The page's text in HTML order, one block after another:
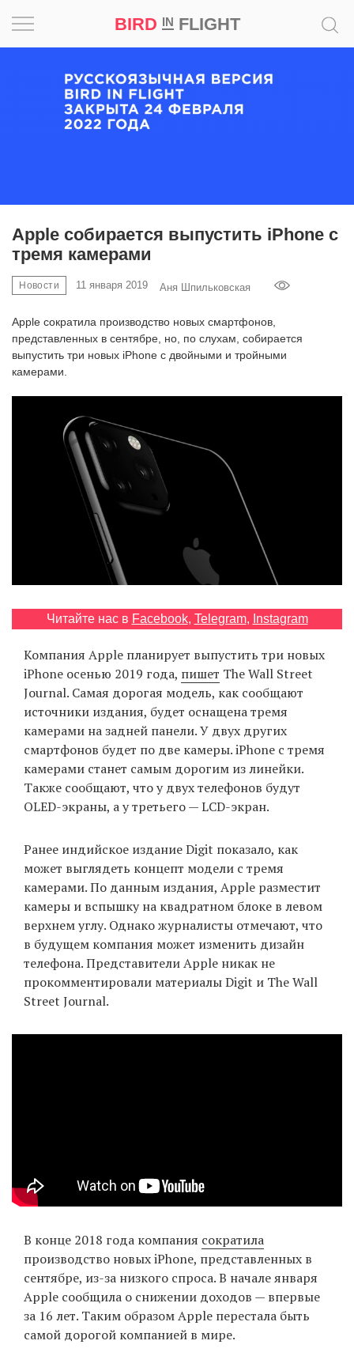
BIRD INFLIGHT
Apple собирается выпустить iPhone с
тремя камерами
Новости 11 января 2019 Аня Шпильковская
Apple сократила производство новых смартфонов,
представленных в сентябре, но, по слухам, собирается
выпустить три новых iPhone с двойными и тройными
камерами.
Читайте нас в Facebook, Telegram, Instagram
Компания Apple планирует выпустить три новых
iPhone осенью 2019 года, пишет The Wall Street
Journal. Самая дорогая модель, как сообщают
источники издания, будет оснащена тремя
камерами на задней панели. У двух других
смартфонов будет по две камеры. iPhone с тремя
камерами станет самым дорогим из линейки.
Также сообщают, что у двух телефонов будут
OLED-экраны, а у третьего — LCD-экран.
Ранее индийское издание Digit показало, как
может выглядеть концепт модели с тремя
камерами. По данным издания, Apple разместит
камеры и вспышку на квадратном блоке в левом
верхнем углу. Однако журналисты отмечают, что
в будущем компания может изменить дизайн
телефона. Представители Apple никак не
прокомментировали материалы Digit и The Wall
Street Journal.
В конце 2018 года компания сократила
производство новых iPhone, представленных в
сентябре, из-за низкого спроса. В начале января
Apple сообщила о снижении доходов — впервые
за 16 лет. Таким образом Apple перестала быть
самой дорогой компанией в мире.